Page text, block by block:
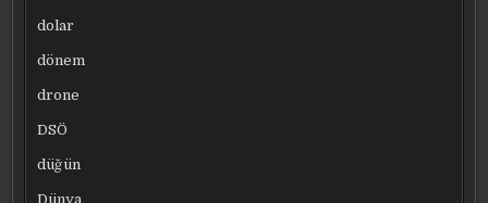
dolar
dönem
drone
DSÖ
düğün
Dünya